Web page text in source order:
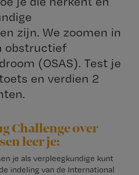
zijn. We zoomen in
obstructief
(OSAS). Test je
en verdien 2
Challenge over
leer je:
je als verpleegkundige kunt
indeling van de International